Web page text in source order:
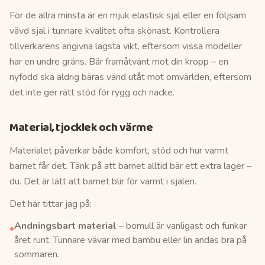
För de allra minsta är en mjuk elastisk sjal eller en följsam
vävd sjal i tunnare kvalitet ofta skönast. Kontrollera
tillverkarens angivna lägsta vikt, eftersom vissa modeller
har en undre gräns. Bär framåtvänt mot din kropp – en
nyfödd ska aldrig bäras vänd utåt mot omvärlden, eftersom
det inte ger rätt stöd för rygg och nacke.
Material, tjocklek och värme
Materialet påverkar både komfort, stöd och hur varmt
barnet får det. Tänk på att barnet alltid bär ett extra lager –
du. Det är lätt att barnet blir för varmt i sjalen.
Det här tittar jag på:
•Andningsbart material – bomull är vanligast och funkar
året runt. Tunnare vävar med bambu eller lin andas bra på
sommaren.